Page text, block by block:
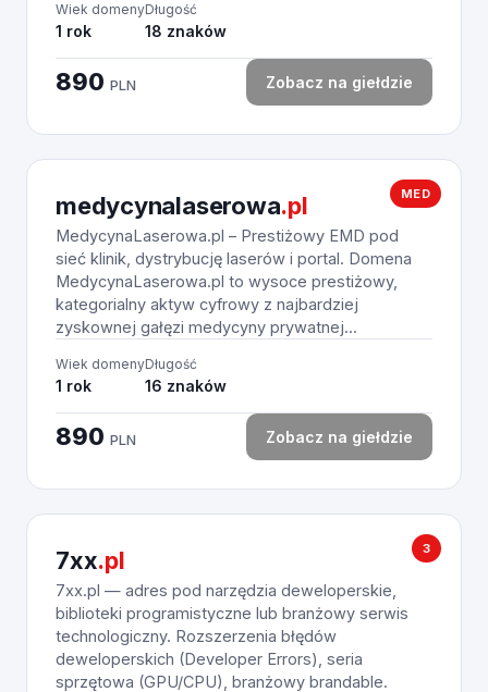
Wiek domeny
1 rok
Długość
18 znaków
890 PLN Zobacz na giełdzie
MED
medycynalaserowa.pl
MedycynaLaserowa.pl – Prestiżowy EMD pod
sieć klinik, dystrybucję laserów i portal. Domena
MedycynaLaserowa.pl to wysoce prestiżowy,
kategorialny aktyw cyfrowy z najbardziej
zyskownej gałęzi medycyny prywatnej...
Wiek domeny
1 rok
Długość
16 znaków
890 PLN Zobacz na giełdzie
3
7xx.pl
7xx.pl — adres pod narzędzia deweloperskie,
biblioteki programistyczne lub branżowy serwis
technologiczny. Rozszerzenia błędów
deweloperskich (Developer Errors), seria
sprzętowa (GPU/CPU), branżowy brandable.